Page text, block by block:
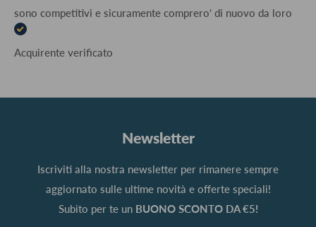
sono competitivi e sicuramente comprero' di nuovo da loro
Acquirente verificato
Newsletter
Iscriviti alla nostra newsletter per rimanere sempre
aggiornato sulle ultime novità e offerte speciali!
Subito per te un BUONO SCONTO DA €5!